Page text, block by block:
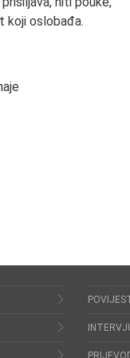
koji oslobađa.